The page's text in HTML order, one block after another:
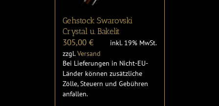
Gehstock Swarovski
Crystal u. Bakelit
305,00 €
inkl. 19% MwSt.
zzgl.Versand
Bei Lieferungen in Nicht-EU-
Länder können zusätzliche
Zölle, Steuern und Gebühren
anfallen.